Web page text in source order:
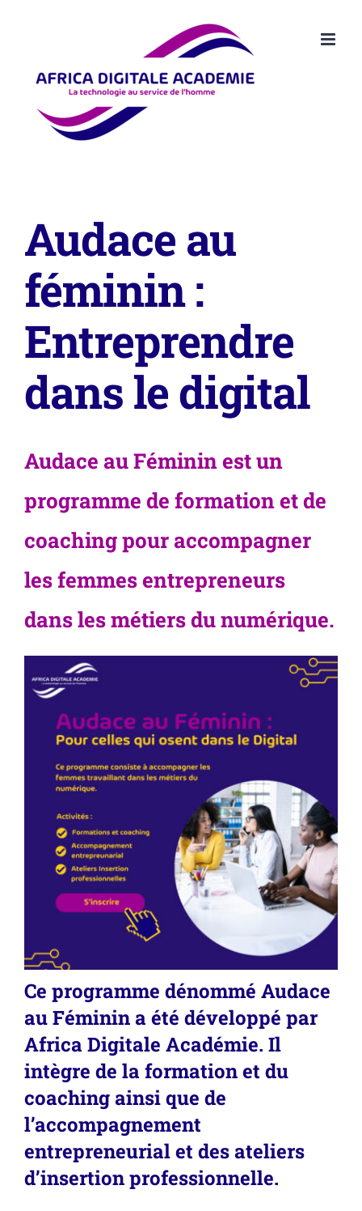
Audace au
féminin :
Entreprendre
dans le digital
Audace au Féminin est un
programme de formation et de
coaching pour accompagner
les femmes entrepreneurs
dans les métiers du numérique.
Ce programme dénommé Audace
au Féminina été développé par
Africa Digitale Académie. Il
intègre de la formation et du
coaching ainsi que de
l’accompagnement
entrepreneurial et des ateliers
d’insertion professionnelle.